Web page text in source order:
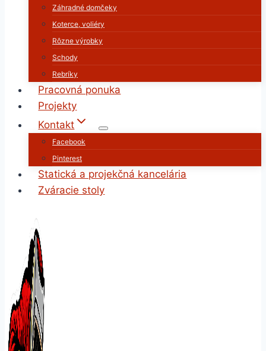
Záhradné domčeky
Koterce, voliéry
Rôzne výrobky
Schody
Rebríky
Pracovná ponuka
Projekty
Kontakt
Facebook
Pinterest
Statická a projekčná kancelária
Zváracie stoly